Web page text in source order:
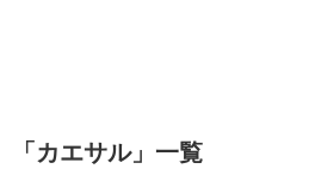
「 カエサル」 一覧